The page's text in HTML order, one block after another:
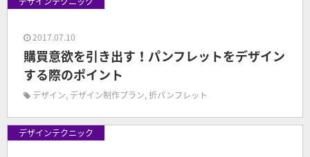
2017.07.10
購買意欲を引き出す！パンフレットをデザイン
する際のポイント
デザイン, デザイン制作プラン,折パンフレット
デザインテクニック